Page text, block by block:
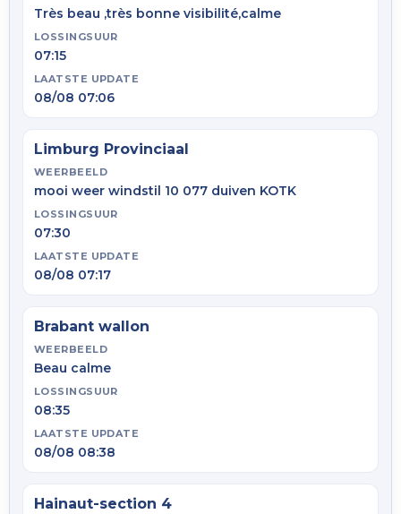
Très beau ,très bonne visibilité,calme
LOSSINGSUUR
07:15
LAATSTE UPDATE
08/08 07:06
Limburg Provinciaal
WEERBEELD
mooi weer windstil 10 077 duiven KOTK
LOSSINGSUUR
07:30
LAATSTE UPDATE
08/08 07:17
Brabant wallon
WEERBEELD
Beau calme
LOSSINGSUUR
08:35
LAATSTE UPDATE
08/08 08:38
Hainaut-section 4